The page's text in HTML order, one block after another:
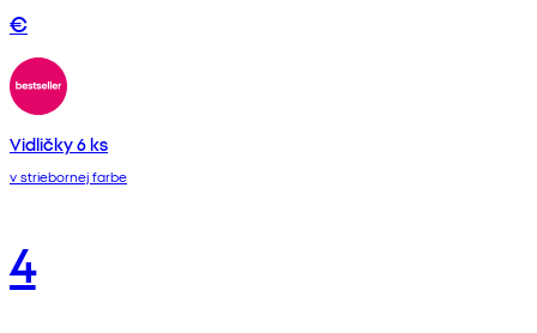
€
Vidličky 6 ks
v striebornej farbe
4